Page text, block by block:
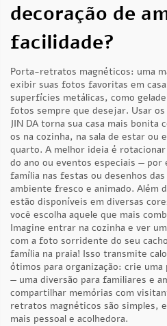
decoração de
facilidade?
Porta-retratos magnéticos: uma
exibir suas fotos favoritas em
superfícies metálicas, como
fotos sempre que desejar. Usar
JIN DA torna sua casa mais bonita
os na cozinha, na sala de estar ou
quarto. A melhor ideia é
do ano ou eventos especiais —
família nas festas ou desenhos
ambiente fresco e animado. Além
estão disponíveis em diversas
você escolha aquele que mais
Imagine entrar na cozinha e ver
com a foto sorridente do seu
família na praia! Isso transmite
ótimos para organização: crie uma
— uma diversão para familiares e
compartilhar memórias com
retratos magnéticos são simples,
mais pessoal e acolhedora.